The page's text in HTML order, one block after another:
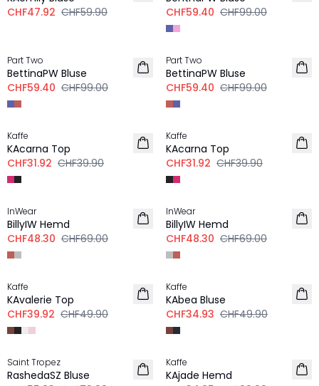
CHF47.92 CHF59.90
CHF59.40 CHF99.00
LEINEN
Part Two
BettinaPW Bluse
CHF59.40 CHF99.00
LEINEN
-40%
Part Two
BettinaPW Bluse
CHF59.40 CHF99.00
-20%
Kaffe
KAcarna Top
CHF31.92 CHF39.90
-20%
Kaffe
KAcarna Top
CHF31.92 CHF39.90
-30%
InWear
BillyIW Hemd
CHF48.30 CHF69.00
-30%
InWear
BillyIW Hemd
CHF48.30 CHF69.00
-20%
Kaffe
KAvalerie Top
CHF39.92 CHF49.90
-30%
Kaffe
KAbea Bluse
CHF34.93 CHF49.90
-30%
Saint Tropez
RashedaSZ Bluse
-50%
Kaffe
KAjade Hemd